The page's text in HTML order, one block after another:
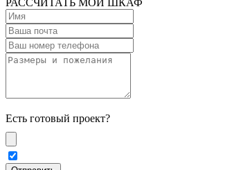
Есть готовый проект?